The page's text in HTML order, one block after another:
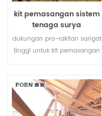
kit pemasangan sistem
tenaga surya
dukungan pra-rakitan sangat
tinggi untuk kit pemasangan
biaya tenaga kerja Anda dan
mempersingkat waktu
pemasangan.